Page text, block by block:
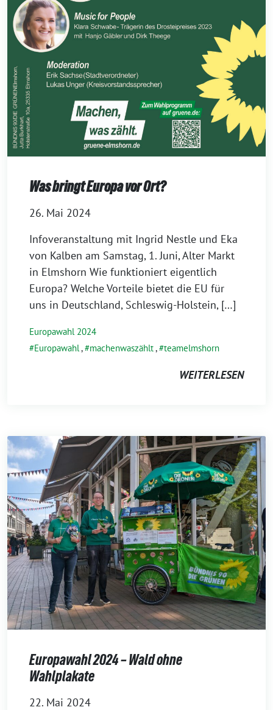
Was bringt Europa vor Ort?
26. Mai 2024
Infoveranstaltung mit Ingrid Nestle und Eka
von Kalben am Samstag, 1. Juni, Alter Markt
in Elmshorn Wie funktioniert eigentlich
Europa? Welche Vorteile bietet die EU für
uns in Deutschland, Schleswig-Holstein, […]
Europawahl 2024
Europawahl , machenwaszählt, teamelmshorn
WEITERLESEN
Europawahl 2024 – Wald ohne
Wahlplakate
22. Mai 2024